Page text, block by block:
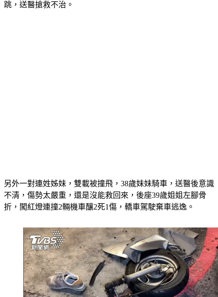
跳，送醫搶救不治。
另外一對連姓姊妹，雙載被撞飛，38歲妹妹騎車，送醫後意識
不清，傷勢太嚴重，還是沒能救回來，後座39歲姐姐左腳骨
折，闖紅燈連撞2輛機車釀2死1傷，轎車駕駛棄車逃逸。